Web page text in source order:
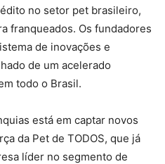
no setor pet brasileiro,
franqueados. Os fundadores
de inovações e
de um acelerado
todo o Brasil.
está em captar novos
da Pet de TODOS, que já
líder no segmento de